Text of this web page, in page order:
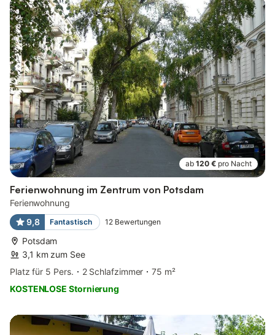
ab 120 € pro Nacht
Ferienwohnung im Zentrum von Potsdam
Ferienwohnung
9,8
Fantastisch 12 Bewertungen
Potsdam
3,1 km zum See
Platz für 5 Pers.
2 Schlafzimmer
75 m²
KOSTENLOSE Stornierung